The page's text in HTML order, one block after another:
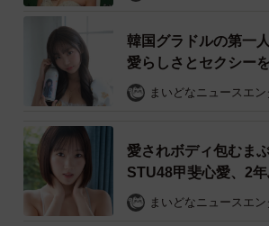
オフィス系の
「オフィス系の仕事に対するイメー
韓国グラドルの第一
愛らしさとセクシー
まいどなニュースエン
愛されボディ包むま
STU48甲斐心愛、2
まいどなニュースエン